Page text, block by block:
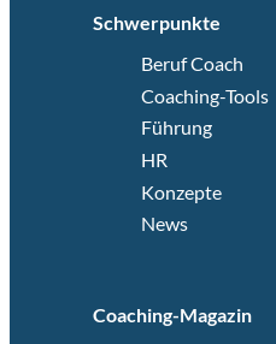
Schwerpunkte
Beruf Coach
Coaching-Tools
Führung
HR
Konzepte
News
Coaching-Magazin